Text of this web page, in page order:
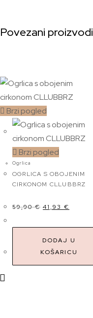
Povezani proizvodi
Brzi pogled
Brzi pogled
Ogrlica
OGRLICA S OBOJENIM
CIRKONOM CLLUBBRZ
59,90€ 41,93 €
DODAJ U
KOŠARICU